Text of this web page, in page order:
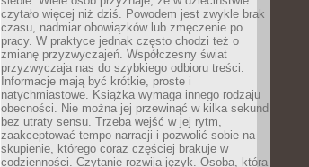
czytało więcej niż dziś. Powodem jest zwykle brak
czasu, nadmiar obowiązków lub zmęczenie po
pracy. W praktyce jednak często chodzi też o
zmianę przyzwyczajeń. Współczesny świat
przyzwyczaja nas do szybkiego odbioru treści.
Informacje mają być krótkie, proste i
natychmiastowe. Książka wymaga innego rodzaju
obecności. Nie można jej przewinąć w kilka sekund
bez utraty sensu. Trzeba wejść w jej rytm,
zaakceptować tempo narracji i pozwolić sobie na
skupienie, którego coraz częściej brakuje w
codzienności. Czytanie rozwija język. Osoba, która